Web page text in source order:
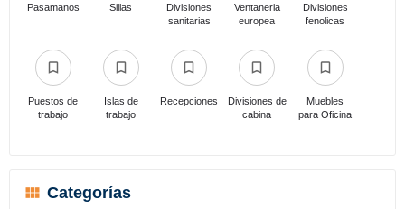
Pasamanos Sillas
Divisiones
sanitarias
Ventaneria
europea
Divisiones
fenolicas
Puestos de
trabajo
Islas de
trabajo
Recepciones
Divisiones de
cabina
Muebles
para Oficina
Categorías